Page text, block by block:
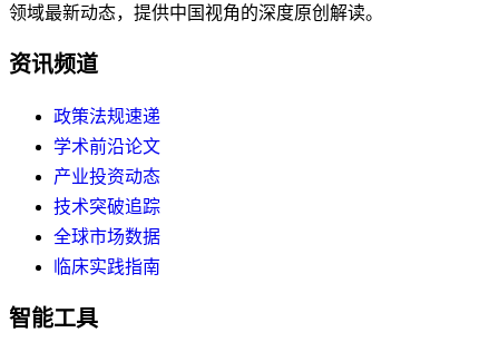
领域最新动态，提供中国视角的深度原创解读。
资讯频道
政策法规速递
学术前沿论文
产业投资动态
技术突破追踪
全球市场数据
临床实践指南
智能工具